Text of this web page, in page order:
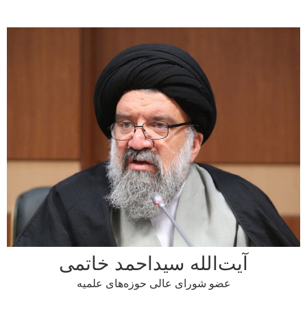
آیت‌الله سیداحمد خاتمی
عضو شورای عالی حوزه‌های علمیه